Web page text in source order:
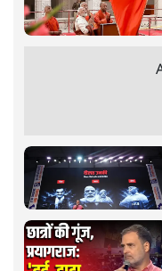
राम मंदिर में चोरी से
अरुण
अरुण कुमार त्रिपाठी
केंद्रीय सत्ता में लगभग
सरकार चलाने के बाद देश
से भी सभ्यता की ओर नहीं